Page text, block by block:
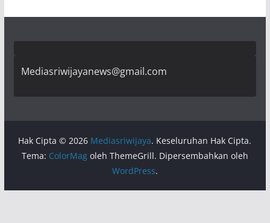
Mediasriwijayanews@gmail.com
Hak Cipta © 2026 Mediasriwijaya. Keseluruhan Hak Cipta.
Tema: ColorMagoleh ThemeGrill. Dipersembahkan oleh
WordPress.